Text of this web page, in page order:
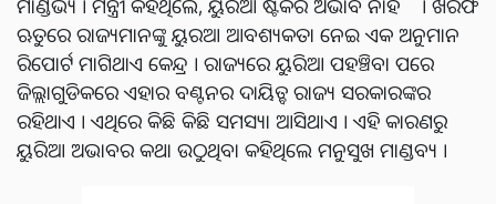
ମାଣ୍ଡଭ୍ୟ । ମନ୍ତ୍ରୀ କହିଥିଲେ, ୟୁରିଆ ଷ୍ଟକର ଅଭାବ ନାହିଁ । ଖରିଫ
ଋତୁରେ ରାଜ୍ୟମାନଙ୍କୁ ୟୁରଆ ଆବଶ୍ୟକତା ନେଇ ଏକ ଅନୁମାନ
ରିପୋର୍ଟ ମାଗିଥାଏ କେନ୍ଦ୍ର । ରାଜ୍ୟରେ ୟୁରିଆ ପହଞ୍ଚିବା ପରେ
ଜିଲ୍ଲାଗୁଡିକରେ ଏହାର ବଣ୍ଟନର ଦାୟିତ୍ବ ରାଜ୍ୟ ସରକାରଙ୍କର
ରହିଥାଏ । ଏଥିରେ କିଛି କିଛି ସମସ୍ୟା ଆସିଥାଏ । ଏହି କାରଣରୁ
ୟୁରିଆ ଅଭାବର କଥା ଉଠୁଥିବା କହିଥିଲେ ମନୁସୁଖ ମାଣ୍ଡବ୍ୟ ।